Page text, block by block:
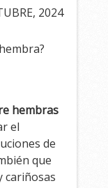
2024
hembras
el
de
que
cariñosas